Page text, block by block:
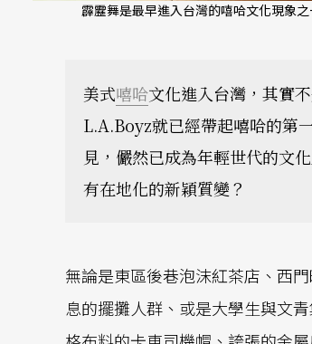
霹靂舞是最早進入台灣的嘻哈文化現象
美式嘻哈文化進入台灣，其實
L.A.Boyz就已經帶起嘻哈的第
見，儼然已成為年輕世代的文
有在地化的新穎質變？
無論是東區後巷泡沫紅茶店、西
息的擺攤人群、或是大學生與文